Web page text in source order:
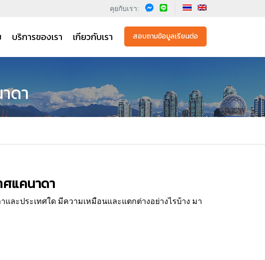
คุยกับเรา:
บริการของเรา เกียวกับเรา สอบถามข้อมูลเรียนต่อ
ดา
ศแคนาดา
ละประเทศใด มีความเหมือนและแตกต่างอย่างไรบ้าง มา